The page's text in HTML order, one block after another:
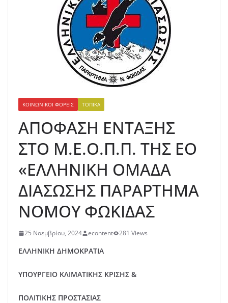
ΚΟΙΝΩΝΙΚΟΊ ΦΟΡΕΊΣ ΤΟΠΙΚΆ
ΑΠΟΦΑΣΗ ΕΝΤΑΞΗΣ
ΣΤΟ Μ.Ε.Ο.Π.Π. ΤΗΣ ΕΟ
«ΕΛΛΗΝΙΚΗ ΟΜΑΔΑ
ΔΙΑΣΩΣΗΣ ΠΑΡΑΡΤΗΜΑ
ΝΟΜΟΥ ΦΩΚΙΔΑΣ
25 Νοεμβρίου, 2024 econtent 281 Views
ΕΛΛΗΝΙΚΗ ΔΗΜΟΚΡΑΤΙΑ
ΥΠΟΥΡΓΕΙΟ ΚΛΙΜΑΤΙΚΗΣ ΚΡΙΣΗΣ &
ΠΟΛΙΤΙΚΗΣ ΠΡΟΣΤΑΣΙΑΣ